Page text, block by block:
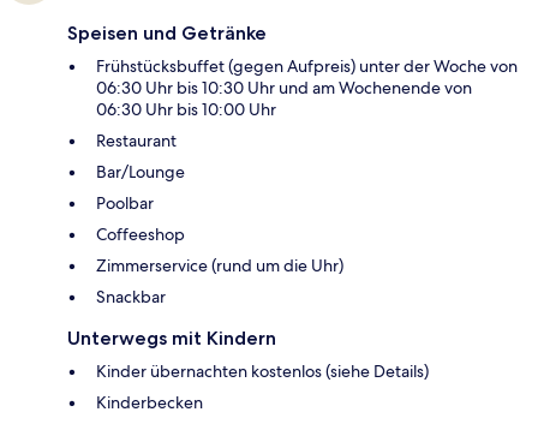
Speisen und Getränke
Frühstücksbuffet (gegen Aufpreis) unter der Woche von
06:30 Uhr bis 10:30 Uhr und am Wochenende von
06:30 Uhr bis 10:00 Uhr
Restaurant
Bar/Lounge
Poolbar
Coffeeshop
Zimmerservice (rund um die Uhr)
Snackbar
Unterwegs mit Kindern
Kinder übernachten kostenlos (siehe Details)
Kinderbecken